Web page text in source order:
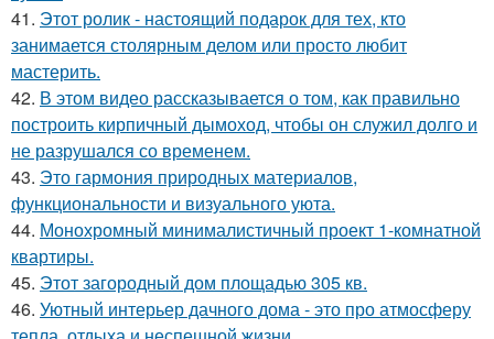
41. Этот ролик - настоящий подарок для тех, кто
занимается столярным делом или просто любит
мастерить.
42. В этом видео рассказывается о том, как правильно
построить кирпичный дымоход, чтобы он служил долго и
не разрушался со временем.
43. Это гармония природных материалов,
функциональности и визуального уюта.
44. Монохромный минималистичный проект 1-комнатной
квартиры.
45. Этот загородный дом площадью 305 кв.
46. Уютный интерьер дачного дома - это про атмосферу